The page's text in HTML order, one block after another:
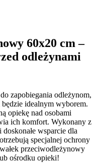
60x20 cm –
odleżynami
zapobiegania odleżynom,
będzie idealnym wyborem.
opiekę nad osobami
ich komfort. Wykonany z
wsparcie dla
specjalnej ochrony
przeciwodleżynowy
ośrodku opieki!